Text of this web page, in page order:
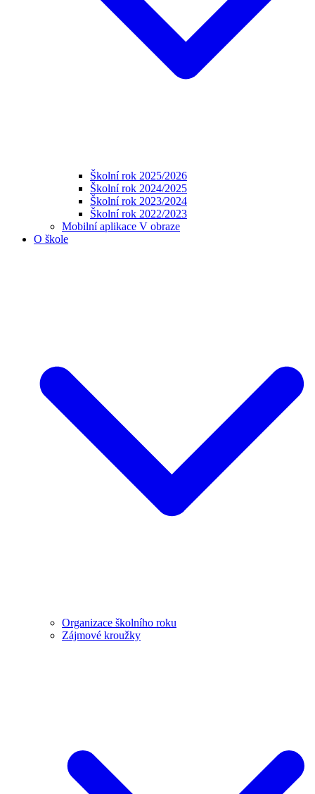
Školní rok 2025/2026
Školní rok 2024/2025
Školní rok 2023/2024
Školní rok 2022/2023
Mobilní aplikace V obraze
O škole
Organizace školního roku
Zájmové kroužky